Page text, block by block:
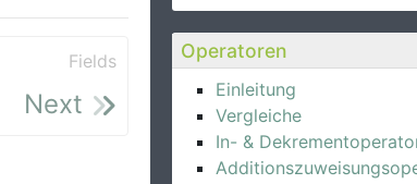
Operatoren
Einleitung
Vergleiche
In- &
Fields
Next